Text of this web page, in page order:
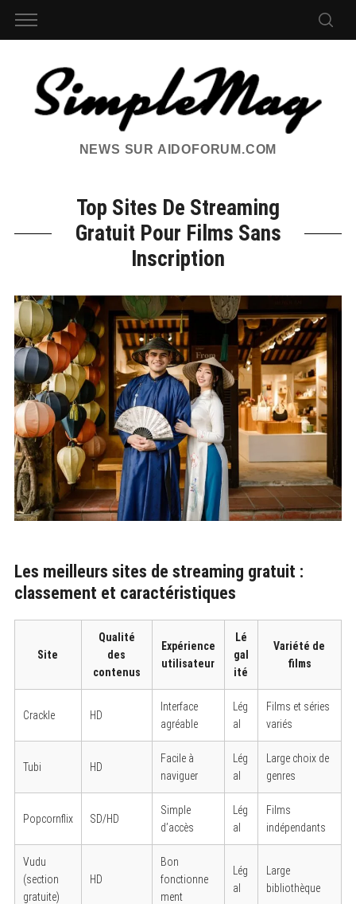
NEWS SUR AIDOFORUM.COM
Top Sites De Streaming
Gratuit Pour Films Sans
Inscription
Les meilleurs sites de streaming gratuit :
classement et caractéristiques
Site
Qualité
des
contenus
Expérience
utilisateur
Lé
gal
ité
Variété de
films
Crackle HD
Interface
agréable
Lég
al
Films et séries
variés
Tubi HD
Facile à
naviguer
Lég
al
Large choix de
genres
Popcornflix SD/HD
Simple
d’accès
Lég
al
Films
indépendants
Vudu
(section
gratuite)
HD
Bon
fonctionne
ment
Lég
al
Large
bibliothèque